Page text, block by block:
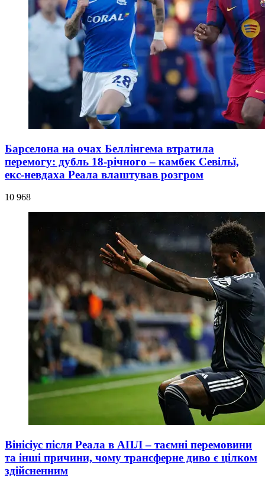
Барселона на очах Беллінгема втратила
перемогу: дубль 18-річного – камбек Севільї,
екс-невдаха Реала влаштував розгром
10 968
Вінісіус після Реала в АПЛ – таємні перемовини
та інші причини, чому трансферне диво є цілком
здійсненним